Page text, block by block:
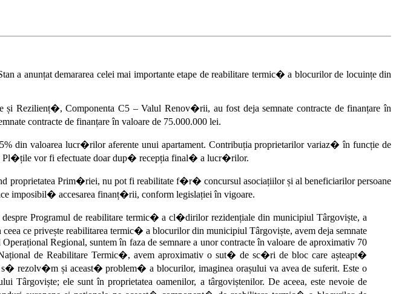
a anunțat demararea celei mai importante etape de reabilitare termic� a blocurilor de locuințe din
Rezilienț�, Componenta C5 – Valul Renov�rii, au fost deja semnate contracte de finanțare în
contracte de finanțare în valoare de 75.000.000 lei.
din valoarea lucr�rilor aferente unui apartament. Contribuția proprietarilor variaz� în funcție de
Pl�țile vor fi efectuate doar dup� recepția final� a lucr�rilor.
proprietatea Prim�riei, nu pot fi reabilitate f�r� concursul asociațiilor și al beneficiarilor persoane
imposibil� accesarea finanț�rii, conform legislației în vigoare.
Programul de reabilitare termic� a cl�dirilor rezidențiale din municipiul Târgoviște, a
ce privește reabilitarea termic� a blocurilor din municipiul Târgoviște, avem deja semnate
Regional, suntem în faza de semnare a unor contracte în valoare de aproximativ 70
de Reabilitare Termic�, avem aproximativ o sut� de sc�ri de bloc care așteapt�
rezolv�m și aceast� problem� a blocurilor, imaginea orașului va avea de suferit. Este o
ele sunt în proprietatea oamenilor, a târgoviștenilor. De aceea, este nevoie de